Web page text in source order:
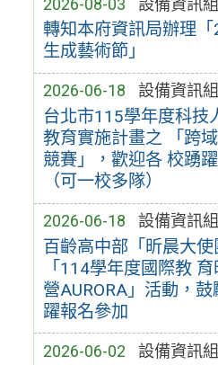
轉知本府資訊局辦理
生成藝術節」
2026-06-18 設備資訊組
台北市115學年度科技
教育實施計畫之 「跨
競賽」，歡迎各 校踴
（可一校多隊）
2026-06-18 設備資訊組
百齡高中部「昕晨大
「114學年度國際教
營AURORA」活動，
躍報名參加
2026-06-02 設備資訊組